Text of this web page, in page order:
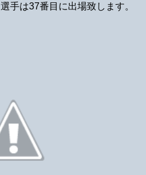
選手は37番目に出場致します。